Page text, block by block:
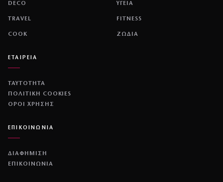
DECO ΥΓΕΙΑ
TRAVEL FITNESS
COOK ΖΩΔΙΑ
ΕΤΑΙΡΕΙΑ
ΤΑΥΤΟΤΗΤΑ
ΠΟΛΙΤΙΚΉ COOKIES
ΌΡΟΙ ΧΡΉΣΗΣ
ΕΠΙΚΟΙΝΩΝΙΑ
ΔΙΑΦΗΜΙΣΗ
ΕΠΙΚΟΙΝΩΝΙΑ